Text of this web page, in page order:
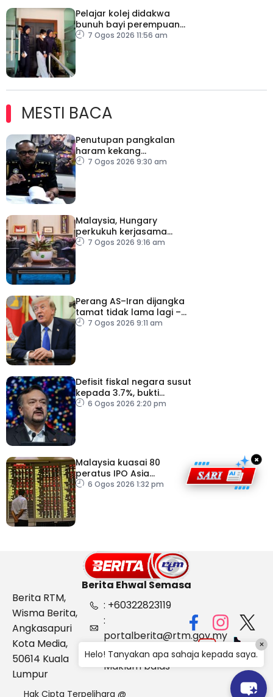
Pelajar kolej didakwa
bunuh bayi perempuan
baru dilahirkan
7 Ogos 2026 11:56 am
MESTI BACA
Penutupan pangkalan
haram kekang
penyeludupan di
7 Ogos 2026 9:30 am
Malaysia, Hungary
perkukuh kerjasama
sektor pertanian
7 Ogos 2026 9:16 am
Perang AS–Iran dijangka
tamat tidak lama lagi –
Trump
7 Ogos 2026 9:11 am
Defisit fiskal negara susut
kepada 3.7%, bukti
keyakinan pelabur masih
6 Ogos 2026 2:20 pm
Malaysia kuasai 80
peratus IPO Asia
Tenggara, kumpul AS$1.4
6 Ogos 2026 1:32 pm
×
Berita Ehwal Semasa
Berita RTM,
Wisma Berita,
Angkasapuri
Kota Media,
50614 Kuala
Lumpur
: +60322823119
:
portalberita@rtm.gov.my
: Aduan &
Maklum balas
Hak Cipta Terpelihara @
Helo! Tanyakan apa sahaja kepada saya.
×